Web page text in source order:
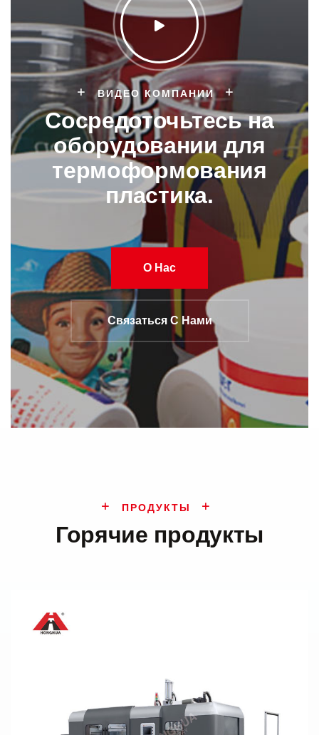
ВИДЕО КОМПАНИИ
Сосредоточьтесь на
оборудовании для
термоформования
пластика.
О Нас
Связаться С Нами
ПРОДУКТЫ
Горячие продукты